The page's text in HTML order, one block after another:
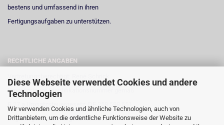
Diese Webseite verwendet Cookies und andere
Technologien
Wir verwenden Cookies und ähnliche Technologien, auch von
Drittanbietern, um die ordentliche Funktionsweise der Website zu
bestens und umfassend in ihren
Fertigungsaufgaben zu unterstützen.
RECHTLICHE ANGABEN
Umsatzsteuer-Identifikationsnummer gemäß
§ 27 a Umsatzsteuergesetz: DE 258 598 551
Registergericht: Amtsgericht Neuss